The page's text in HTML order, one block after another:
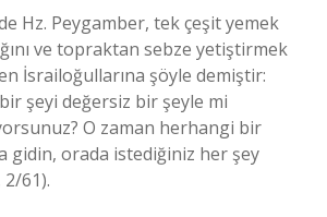
Hz. Peygamber, tek çeşit yemek
ve topraktan sebze yetiştirmek
İsrailoğullarına şöyle demiştir:
şeyi değersiz bir şeyle mi
O zaman herhangi bir
gidin, orada istediğiniz her şey
61).